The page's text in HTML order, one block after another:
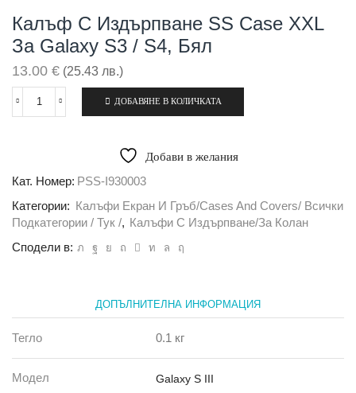
Калъф С Издърпване SS Case XXL
За Galaxy S3 / S4, Бял
13.00 € (25.43 лв.)
количество
SS
XXL
за
S3
ДОБАВЯНЕ В КОЛИЧКАТА
Добави в желания
Кат. Номер: PSS-I930003
Категории:
Калъфи Екран И Гръб/Cases And Covers/ Всички
Подкатегории / Тук /, Калъфи С Издърпване/за Колан
Сподели в:
ДОПЪЛНИТЕЛНА ИНФОРМАЦИЯ
Тегло 0.1 кг
Модел Galaxy S III